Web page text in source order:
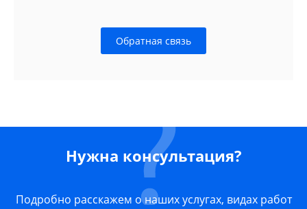
Обратная связь
Нужна консультация?
Подробно расскажем о наших услугах, видах работ